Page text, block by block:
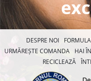
DESPRE NOI
URMĂREȘTE COMANDA
HAI
RECICLEAZĂ